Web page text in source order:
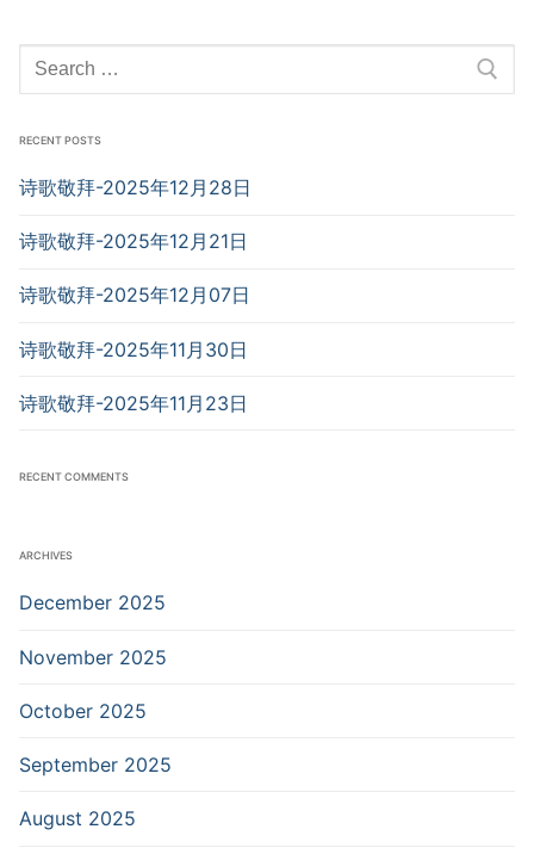
Search
for:
RECENT POSTS
诗歌敬拜-2025年12月28日
诗歌敬拜-2025年12月21日
诗歌敬拜-2025年12月07日
诗歌敬拜-2025年11月30日
诗歌敬拜-2025年11月23日
RECENT COMMENTS
ARCHIVES
December 2025
November 2025
October 2025
September 2025
August 2025